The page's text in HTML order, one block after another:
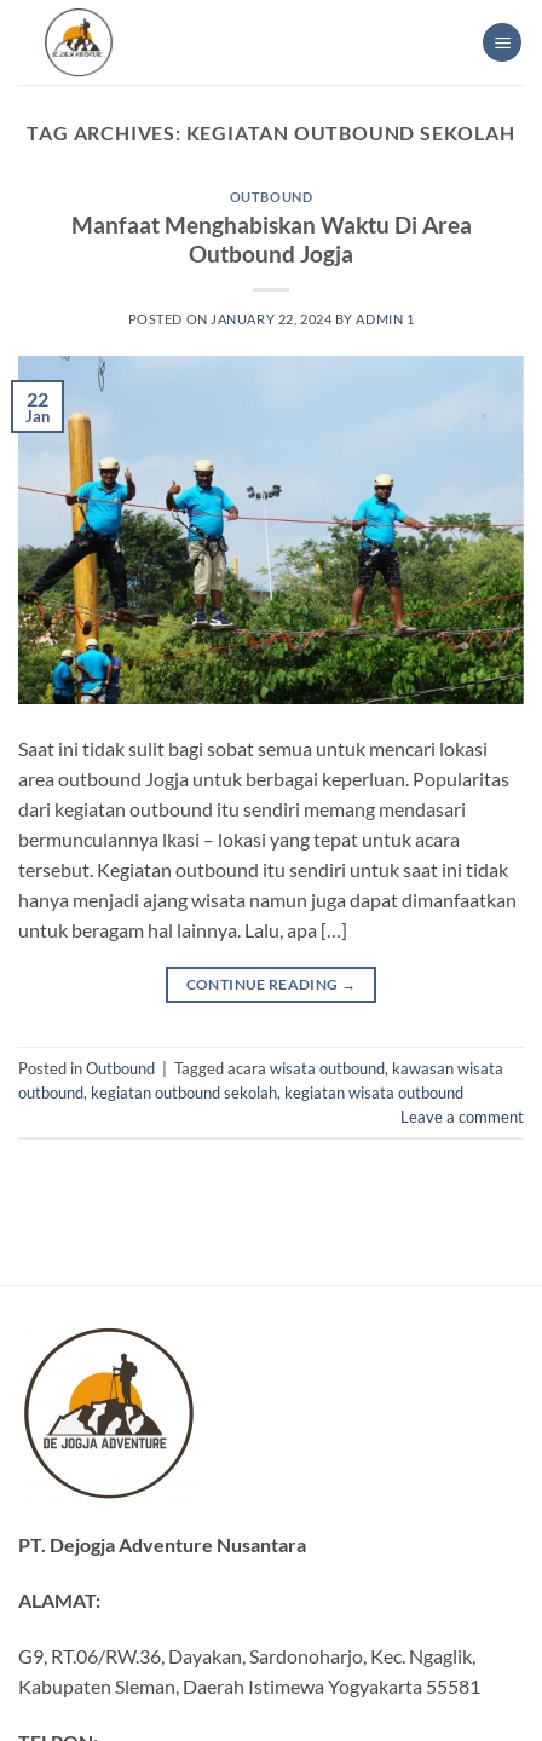
content
TAG ARCHIVES: KEGIATAN OUTBOUND SEKOLAH
OUTBOUND
Manfaat Menghabiskan Waktu Di Area
Outbound Jogja
POSTED ON JANUARY 22, 2024 BY ADMIN 1
22
Jan
Saat ini tidak sulit bagi sobat semua untuk mencari lokasi
area outbound Jogja untuk berbagai keperluan. Popularitas
dari kegiatan outbound itu sendiri memang mendasari
bermunculannya lkasi – lokasi yang tepat untuk acara
tersebut. Kegiatan outbound itu sendiri untuk saat ini tidak
hanya menjadi ajang wisata namun juga dapat dimanfaatkan
untuk beragam hal lainnya. Lalu, apa […]
CONTINUE READING →
Posted inOutbound Taggedacara wisata outbound, kawasan wisata
outbound, kegiatan outbound sekolah, kegiatan wisata outbound
Leave a comment
PT. Dejogja Adventure Nusantara
ALAMAT:
G9, RT.06/RW.36, Dayakan, Sardonoharjo, Kec. Ngaglik,
Kabupaten Sleman, Daerah Istimewa Yogyakarta 55581